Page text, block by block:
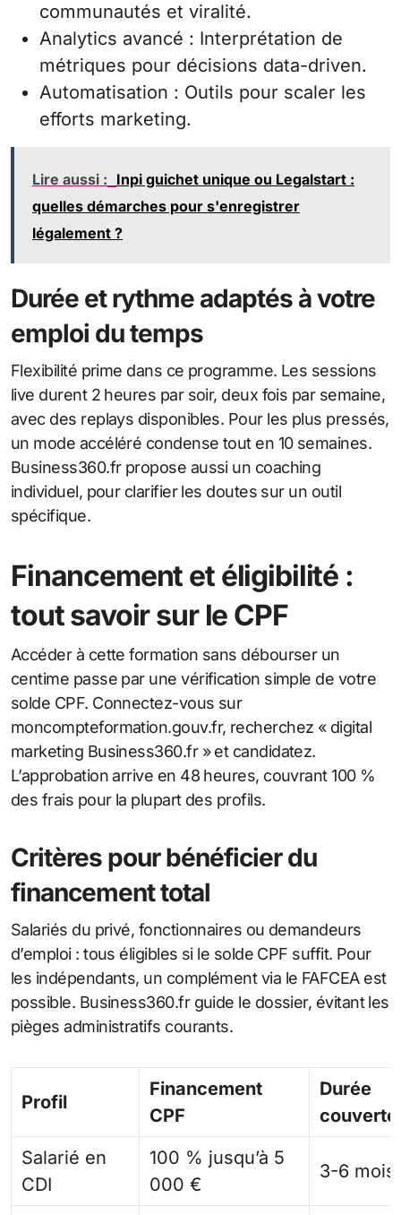
communautés et viralité.
Analytics avancé : Interprétation de
métriques pour décisions data-driven.
Automatisation : Outils pour scaler les
efforts marketing.
Lire aussi : Inpi guichet unique ou Legalstart :
quelles démarches pour s'enregistrer
légalement ?
Durée et rythme adaptés à votre
emploi du temps
Flexibilité prime dans ce programme. Les sessions
live durent 2 heures par soir, deux fois par semaine,
avec des replays disponibles. Pour les plus pressés,
un mode accéléré condense tout en 10 semaines.
Business360.fr propose aussi un coaching
individuel, pour clarifier les doutes sur un outil
spécifique.
Financement et éligibilité :
tout savoir sur le CPF
Accéder à cette formation sans débourser un
centime passe par une vérification simple de votre
solde CPF. Connectez-vous sur
moncompteformation.gouv.fr, recherchez « digital
marketing Business360.fr » et candidatez.
L’approbation arrive en 48 heures, couvrant 100 %
des frais pour la plupart des profils.
Critères pour bénéficier du
financement total
Salariés du privé, fonctionnaires ou demandeurs
d’emploi : tous éligibles si le solde CPF suffit. Pour
les indépendants, un complément via le FAFCEA est
possible. Business360.fr guide le dossier, évitant les
pièges administratifs courants.
Profil
Financement
CPF
Durée
couverte
Salarié en
CDI
100 % jusqu’à 5
000 €
3-6 mois